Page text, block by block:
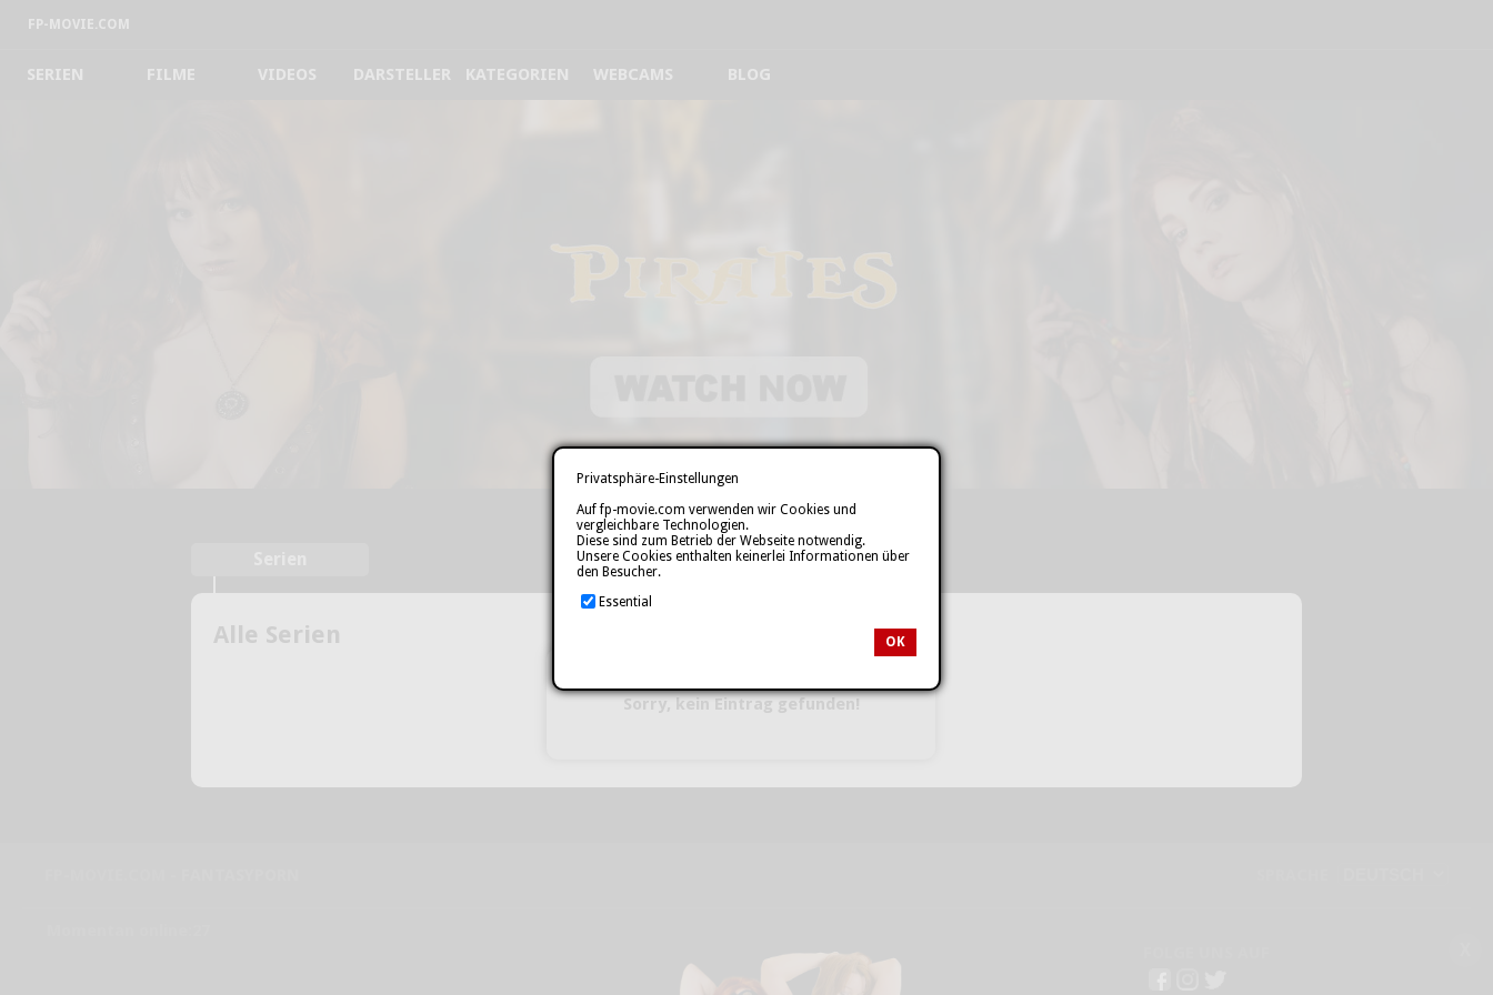
FP-MOVIE.COM
SERIEN FILME VIDEOS DARSTELLER KATEGORIEN WEBCAMS BLOG
Privatsphäre-Einstellungen
Auf fp-movie.com verwenden wir Cookies und
vergleichbare Technologien.
Diese sind zum Betrieb der Webseite notwendig.
Unsere Cookies enthalten keinerlei Informationen über
den Besucher.
Essential
OK
Alle Serien
Sorry, kein Eintrag gefunden!